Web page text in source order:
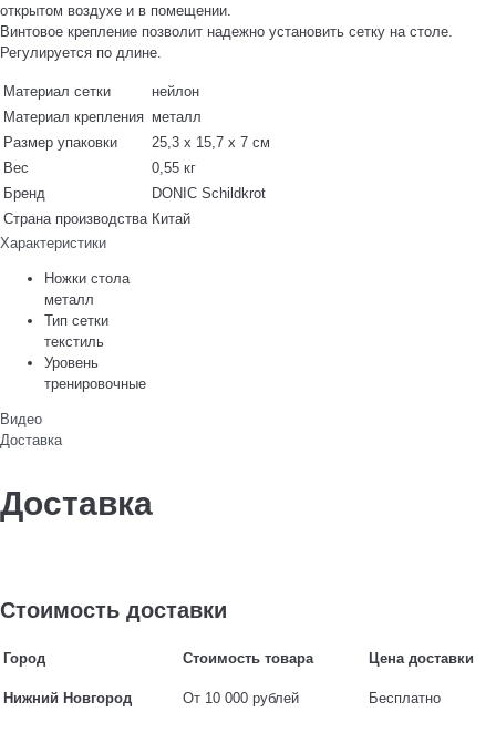
открытом воздухе и в помещении.
Винтовое крепление позволит надежно установить сетку на столе.
Регулируется по длине.
Материал сетки
нейлон
Материал крепления металл
Размер упаковки
25,3 х 15,7 х 7 см
Вес
0,55 кг
Бренд
DONIC Schildkrot
Страна производства Китай
Характеристики
Ножки стола
металл
Тип сетки
текстиль
Уровень
тренировочные
Видео
Доставка
Доставка
Стоимость доставки
Город Стоимость товара Цена доставки
Нижний Новгород От 10 000 рублей Бесплатно